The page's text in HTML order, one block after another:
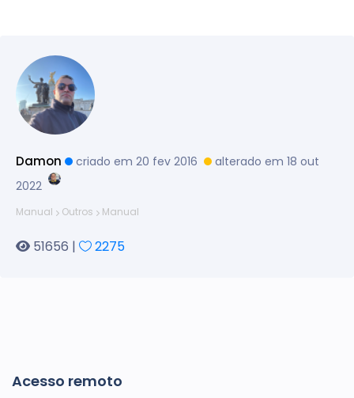
Damon criado em 20 fev 2016
alterado em 18 out
2022
Manual Outros Manual
51656 | 2275
Acesso remoto